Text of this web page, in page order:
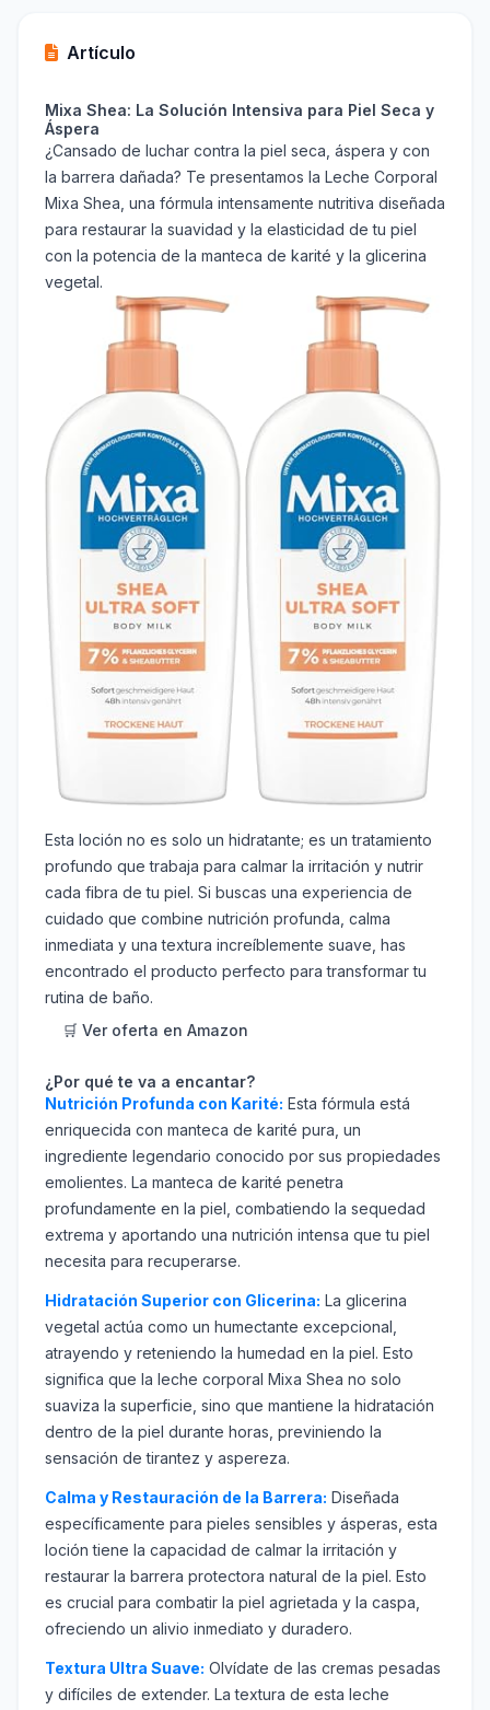
Artículo
Mixa Shea: La Solución Intensiva para Piel Seca y
Áspera
¿Cansado de luchar contra la piel seca, áspera y con
la barrera dañada? Te presentamos la Leche Corporal
Mixa Shea, una fórmula intensamente nutritiva diseñada
para restaurar la suavidad y la elasticidad de tu piel
con la potencia de la manteca de karité y la glicerina
vegetal.
Esta loción no es solo un hidratante; es un tratamiento
profundo que trabaja para calmar la irritación y nutrir
cada fibra de tu piel. Si buscas una experiencia de
cuidado que combine nutrición profunda, calma
inmediata y una textura increíblemente suave, has
encontrado el producto perfecto para transformar tu
rutina de baño.
🛒 Ver oferta en Amazon
¿Por qué te va a encantar?
Nutrición Profunda con Karité: Esta fórmula está
enriquecida con manteca de karité pura, un
ingrediente legendario conocido por sus propiedades
emolientes. La manteca de karité penetra
profundamente en la piel, combatiendo la sequedad
extrema y aportando una nutrición intensa que tu piel
necesita para recuperarse.
Hidratación Superior con Glicerina: La glicerina
vegetal actúa como un humectante excepcional,
atrayendo y reteniendo la humedad en la piel. Esto
significa que la leche corporal Mixa Shea no solo
suaviza la superficie, sino que mantiene la hidratación
dentro de la piel durante horas, previniendo la
sensación de tirantez y aspereza.
Calma y Restauración de la Barrera: Diseñada
específicamente para pieles sensibles y ásperas, esta
loción tiene la capacidad de calmar la irritación y
restaurar la barrera protectora natural de la piel. Esto
es crucial para combatir la piel agrietada y la caspa,
ofreciendo un alivio inmediato y duradero.
Textura Ultra Suave: Olvídate de las cremas pesadas
y difíciles de extender. La textura de esta leche